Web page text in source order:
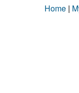
Home |